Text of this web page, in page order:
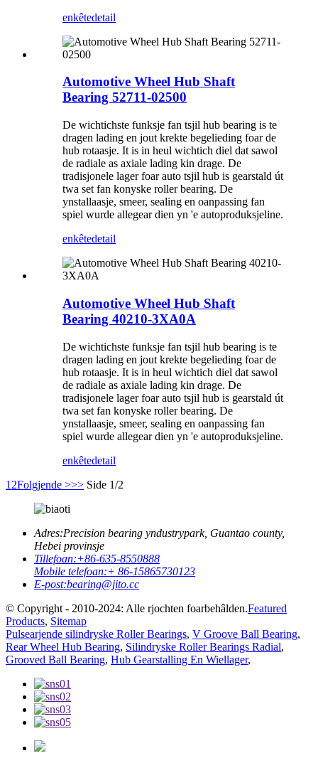
enkêtedetail
Automotive Wheel Hub Shaft
Bearing 52711-02500
De wichtichste funksje fan tsjil hub bearing is te
dragen lading en jout krekte begelieding foar de
hub rotaasje. It is in heul wichtich diel dat sawol
de radiale as axiale lading kin drage. De
tradisjonele lager foar auto tsjil hub is gearstald út
twa set fan konyske roller bearing. De
ynstallaasje, smeer, sealing en oanpassing fan
spiel wurde allegear dien yn 'e autoproduksjeline.
enkêtedetail
Automotive Wheel Hub Shaft
Bearing 40210-3XA0A
De wichtichste funksje fan tsjil hub bearing is te
dragen lading en jout krekte begelieding foar de
hub rotaasje. It is in heul wichtich diel dat sawol
de radiale as axiale lading kin drage. De
tradisjonele lager foar auto tsjil hub is gearstald út
twa set fan konyske roller bearing. De
ynstallaasje, smeer, sealing en oanpassing fan
spiel wurde allegear dien yn 'e autoproduksjeline.
enkêtedetail
1 2Folgjende >>> Side 1/2
Adres:Precision bearing yndustrypark, Guantao county,
Hebei provinsje
Tillefoan:+86-635-8550888
Mobile telefoan:+ 86-15865730123
E-post:bearing@jito.cc
© Copyright - 2010-2024: Alle rjochten foarbehâlden.Featured
Products, Sitemap
Pulsearjende silindryske Roller Bearings, V Groove Ball Bearing,
Rear Wheel Hub Bearing, Silindryske Roller Bearings Radial,
Grooved Ball Bearing, Hub Gearstalling En Wiellager,